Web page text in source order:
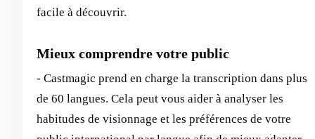
facile à découvrir.
Mieux comprendre votre public
- Castmagic prend en charge la transcription dans plus
de 60 langues. Cela peut vous aider à analyser les
habitudes de visionnage et les préférences de votre